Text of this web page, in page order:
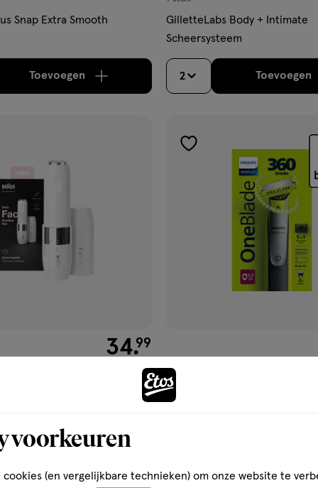
Snap Extra Smooth
Toevoegenverhoog aantal met één, Bijna uitverkocht!Er
GilletteLabs Body + Intimate
Scheersysteem
2 Toevoegen
€ 34.99
34.99
Toevoegenverhoog aantal met één Je kan
toevoegen
verlanglijst
Philips OneBlade 360 Face +
Scheerapparaat QP2834/23
voorkeuren
cookies (en vergelijkbare technieken) om onze website te